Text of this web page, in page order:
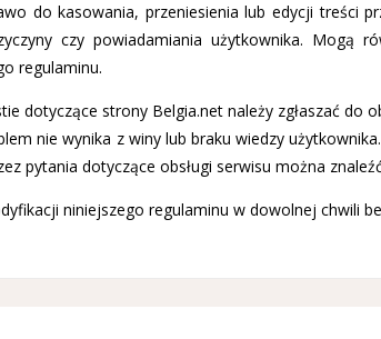
do kasowania, przeniesienia lub edycji treści
czy powiadamiania użytkownika.
regulaminu.
dotyczące strony Belgia.net należy zgłaszać
nie wynika z winy lub braku wiedzy
pytania dotyczące obsługi serwisu można
niniejszego regulaminu w dowolnej chwili